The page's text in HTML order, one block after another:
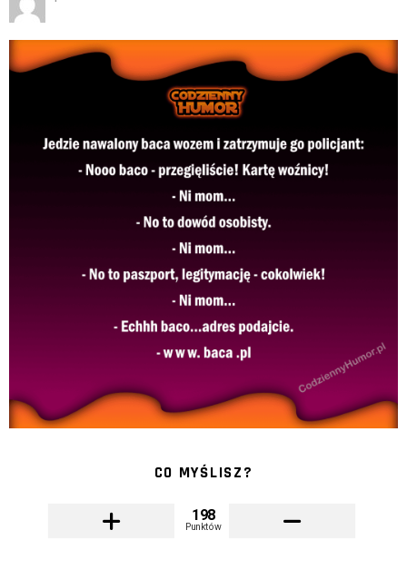
CO MYŚLISZ?
198
Punktów